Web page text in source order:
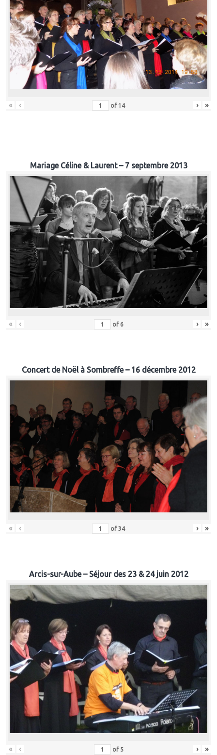
« ‹ of 14 › »
Mariage Céline & Laurent – 7 septembre 2013
« ‹ of 6 › »
Concert de Noël à Sombreffe – 16 décembre 2012
« ‹ of 34 › »
Arcis-sur-Aube – Séjour des 23 & 24 juin 2012
« ‹ of 5 › »